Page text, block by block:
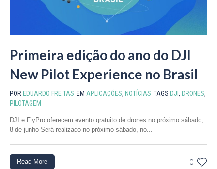
Primeira edição do ano do DJI
New Pilot Experience no Brasil
POR EDUARDO FREITAS EM APLICAÇÕES, NOTÍCIAS TAGS DJI , DRONES,
PILOTAGEM
DJI e FlyPro oferecem evento gratuito de drones no próximo sábado,
8 de junho Será realizado no próximo sábado, no...
0
Read More